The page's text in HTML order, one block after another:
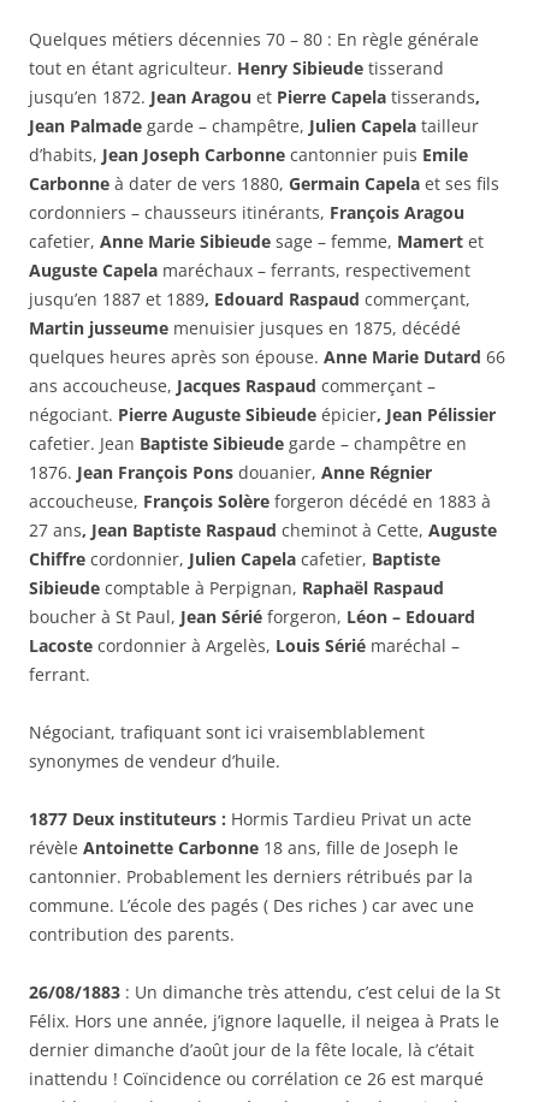
Quelques métiers décennies 70 – 80 : En règle générale
tout en étant agriculteur. Henry Sibieude tisserand
jusqu’en 1872. Jean Aragou et Pierre Capela tisserands,
Jean Palmade garde – champêtre, Julien Capela tailleur
d’habits, Jean Joseph Carbonne cantonnier puis Emile
Carbonne à dater de vers 1880, Germain Capela et ses fils
cordonniers – chausseurs itinérants, François Aragou
cafetier, Anne Marie Sibieude sage – femme, Mamert et
Auguste Capela maréchaux – ferrants, respectivement
jusqu’en 1887 et 1889, Edouard Raspaud commerçant,
Martin jusseume menuisier jusques en 1875, décédé
quelques heures après son épouse. Anne Marie Dutard 66
ans accoucheuse, Jacques Raspaud commerçant –
négociant. Pierre Auguste Sibieude épicier, Jean Pélissier
cafetier. Jean Baptiste Sibieude garde – champêtre en
1876. Jean François Pons douanier, Anne Régnier
accoucheuse, François Solère forgeron décédé en 1883 à
27 ans, Jean Baptiste Raspaud cheminot à Cette, Auguste
Chiffre cordonnier, Julien Capela cafetier, Baptiste
Sibieude comptable à Perpignan, Raphaël Raspaud
boucher à St Paul, Jean Sérié forgeron, Léon – Edouard
Lacoste cordonnier à Argelès, Louis Sérié maréchal –
ferrant.
Négociant, trafiquant sont ici vraisemblablement
synonymes de vendeur d’huile.
1877 Deux instituteurs : Hormis Tardieu Privat un acte
révèle Antoinette Carbonne 18 ans, fille de Joseph le
cantonnier. Probablement les derniers rétribués par la
commune. L’école des pagés ( Des riches ) car avec une
contribution des parents.
26/08/1883 : Un dimanche très attendu, c’est celui de la St
Félix. Hors une année, j’ignore laquelle, il neigea à Prats le
dernier dimanche d’août jour de la fête locale, là c’était
inattendu ! Coïncidence ou corrélation ce 26 est marqué